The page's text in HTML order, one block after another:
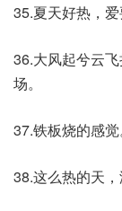
35.夏天好热，爱
36.大风起兮云
场。
37.铁板烧的感觉
38.这么热的天